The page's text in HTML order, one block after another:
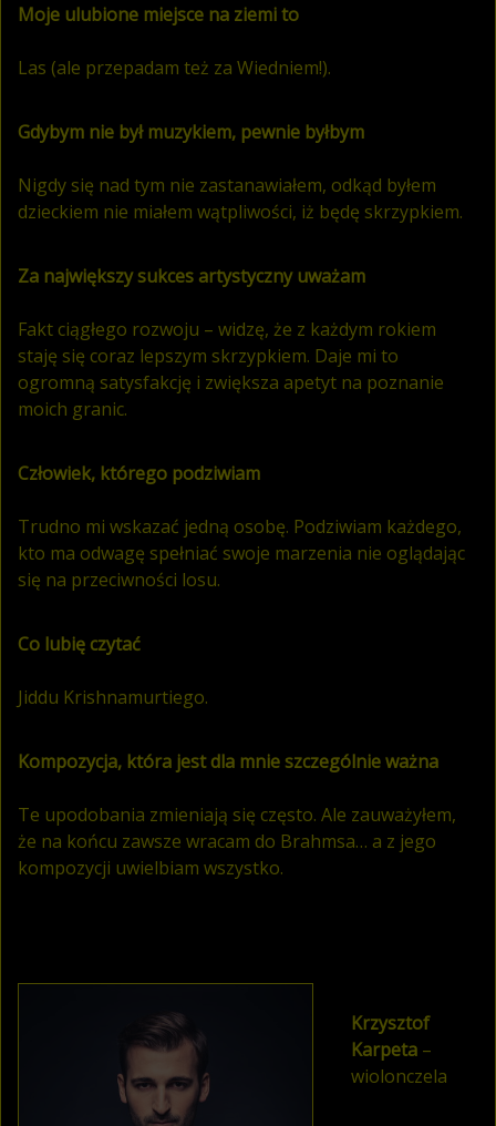
Moje ulubione miejsce na ziemi to
Las (ale przepadam też za Wiedniem!).
Gdybym nie był muzykiem, pewnie byłbym
Nigdy się nad tym nie zastanawiałem, odkąd byłem
dzieckiem nie miałem wątpliwości, iż będę skrzypkiem.
Za największy sukces artystyczny uważam
Fakt ciągłego rozwoju – widzę, że z każdym rokiem
staję się coraz lepszym skrzypkiem. Daje mi to
ogromną satysfakcję i zwiększa apetyt na poznanie
moich granic.
Człowiek, którego podziwiam
Trudno mi wskazać jedną osobę. Podziwiam każdego,
kto ma odwagę spełniać swoje marzenia nie oglądając
się na przeciwności losu.
Co lubię czytać
Jiddu Krishnamurtiego.
Kompozycja, która jest dla mnie szczególnie ważna
Te upodobania zmieniają się często. Ale zauważyłem,
że na końcu zawsze wracam do Brahmsa… a z jego
kompozycji uwielbiam wszystko.
Krzysztof
Karpeta –
wiolonczela